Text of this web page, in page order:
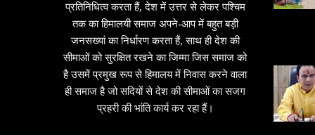
प्रतिनिधित्व करता हैं, देश में उत्तर से लेकर पश्चिम
तक का हिमालयी समाज अपने-आप में बहुत बड़ी
जनसख्यां का निर्धारण करता हैं, साथ ही देश की
सीमाओं को सुरक्षित रखने का जिम्मा जिस समाज को
है उसमें प्रमुख रूप से हिमालय में निवास करने वाला
ही समाज है जो सदियों से देश की सीमाओं का सजग
प्रहरी की भांति कार्य कर रहा हैं।